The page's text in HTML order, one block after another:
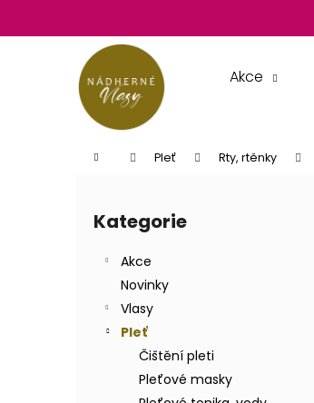
obsah
Akce
Domů Pleť Rty, rtěnky
Přeskočit
kategorie
Kategorie
Akce
Novinky
Vlasy
Pleť
Čištění pleti
Pleťové masky
o
obchodu
obchodu